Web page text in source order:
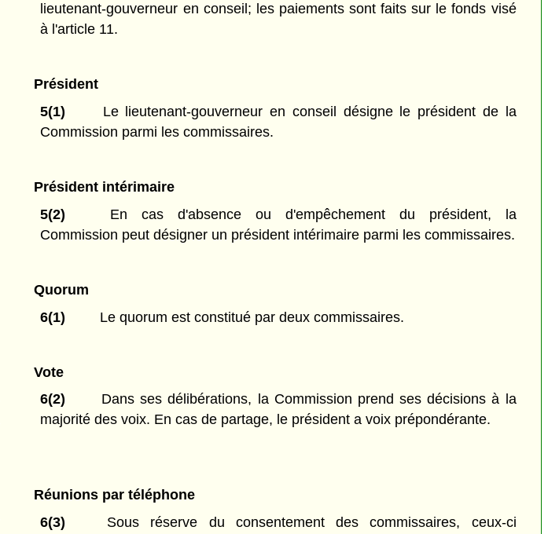
lieutenant-gouverneur en conseil; les paiements sont faits sur le fonds visé
à l'article 11.
Président
5(1)
Le lieutenant-gouverneur en conseil désigne le président de la
Commission parmi les commissaires.
Président intérimaire
5(2)
En cas d'absence ou d'empêchement du président, la
Commission peut désigner un président intérimaire parmi les commissaires.
Quorum
6(1)
Le quorum est constitué par deux commissaires.
Vote
6(2)
Dans ses délibérations, la Commission prend ses décisions à la
majorité des voix. En cas de partage, le président a voix prépondérante.
Réunions par téléphone
6(3)
Sous réserve du consentement des commissaires, ceux-ci